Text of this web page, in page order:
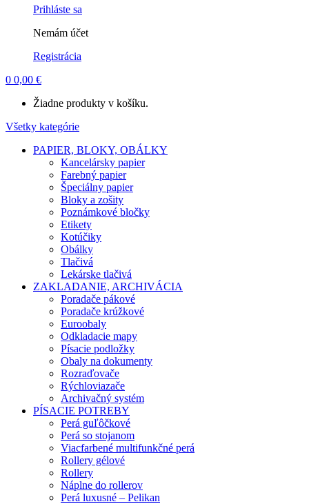
Prihláste sa
Nemám účet
Registrácia
0 0,00 €
Žiadne produkty v košíku.
Všetky kategórie
PAPIER, BLOKY, OBÁLKY
Kancelársky papier
Farebný papier
Špeciálny papier
Bloky a zošity
Poznámkové bločky
Etikety
Kotúčiky
Obálky
Tlačivá
Lekárske tlačivá
ZAKLADANIE, ARCHIVÁCIA
Poradače pákové
Poradače krúžkové
Euroobaly
Odkladacie mapy
Písacie podložky
Obaly na dokumenty
Rozraďovače
Rýchloviazače
Archivačný systém
PÍSACIE POTREBY
Perá guľôčkové
Perá so stojanom
Viacfarbené multifunkčné perá
Rollery gélové
Rollery
Náplne do rollerov
Perá luxusné – Pelikan